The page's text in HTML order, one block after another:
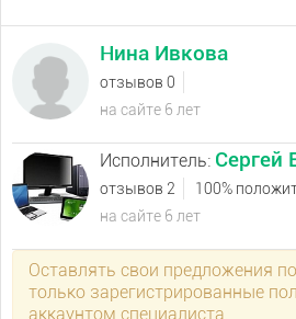
Нина Ивкова
отзывов 0
на сайте 6 лет
Исполнитель: Сергей
отзывов 2
100%
на сайте 6 лет
Оставлять свои предложения
только зарегистрированные
аккаунтом специалиста.